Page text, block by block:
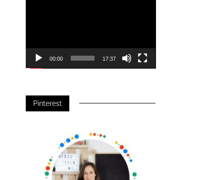
00:00 17:37
Pinterest